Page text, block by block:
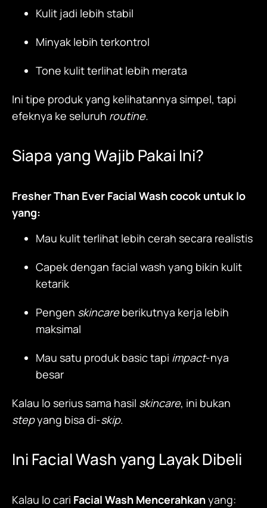
Kulit jadi lebih stabil
Minyak lebih terkontrol
Tone kulit terlihat lebih merata
Ini tipe produk yang kelihatannya simpel, tapi
efeknya ke seluruh routine.
Siapa yang Wajib Pakai Ini?
Fresher Than Ever Facial Washcocok untuk lo
yang:
Mau kulit terlihat lebih cerah secara realistis
Capek dengan facial wash yang bikin kulit
ketarik
Pengen skincareberikutnya kerja lebih
maksimal
Mau satu produk basic tapi impact-nya
besar
Kalau lo serius sama hasil skincare, ini bukan
stepyang bisa di-skip.
Ini Facial Wash yang Layak Dibeli
Kalau lo cari Facial Wash Mencerahkanyang: